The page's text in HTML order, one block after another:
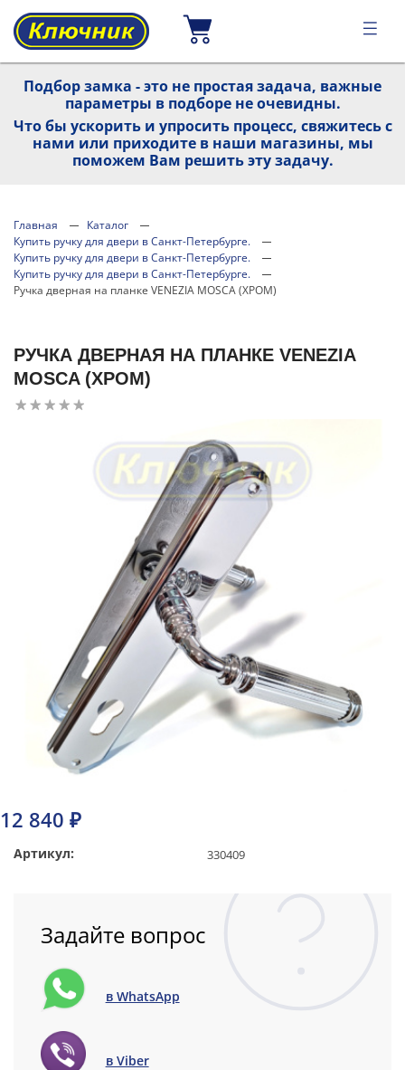
Подбор замка - это не простая задача, важные
параметры в подборе не очевидны.
Что бы ускорить и упросить процесс, свяжитесь с
нами или приходите в наши магазины, мы
поможем Вам решить эту задачу.
Главная
Каталог
Купить ручку для двери в Санкт-Петербурге.
Купить ручку для двери в Санкт-Петербурге.
Купить ручку для двери в Санкт-Петербурге.
Ручка дверная на планке VENEZIA MOSCA (ХРОМ)
РУЧКА ДВЕРНАЯ НА ПЛАНКЕ VENEZIA
MOSCA (ХРОМ)
Артикул: 330409
12 840 ₽
Задайте вопрос
в WhatsApp
в Viber